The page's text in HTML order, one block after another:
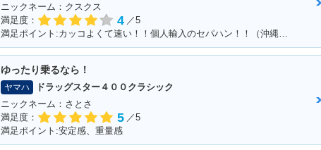
ニックネーム：クスクス
満足度：
4 ／5
ゆったり乗るなら！
ヤマハ
ドラッグスター４００クラシック
ニックネーム：さとさ
満足度：
5 ／5
満足ポイント:安定感、重量感